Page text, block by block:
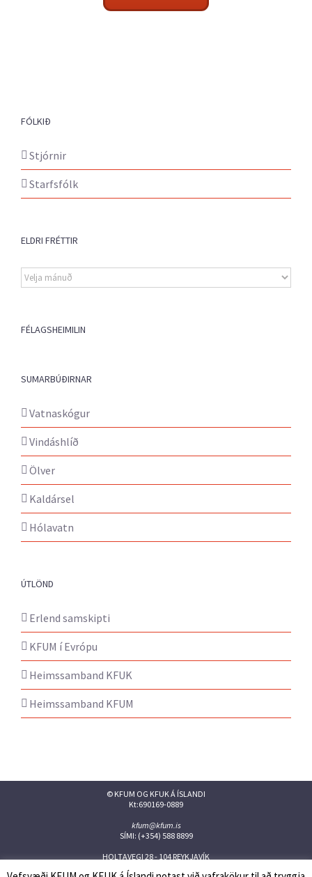
FÓLKIÐ
Stjórnir
Starfsfólk
ELDRI FRÉTTIR
Eldri
fréttir
FÉLAGSHEIMILIN
SUMARBÚÐIRNAR
Vatnaskógur
Vindáshlíð
Ölver
Kaldársel
Hólavatn
ÚTLÖND
Erlend samskipti
KFUM í Evrópu
Heimssamband KFUK
Heimssamband KFUM
© KFUM OG KFUK Á ÍSLANDI
Kt:690169-0889
kfum@kfum.is
SÍMI: (+354) 588 8899
HOLTAVEGI 28 - 104 REYKJAVÍK